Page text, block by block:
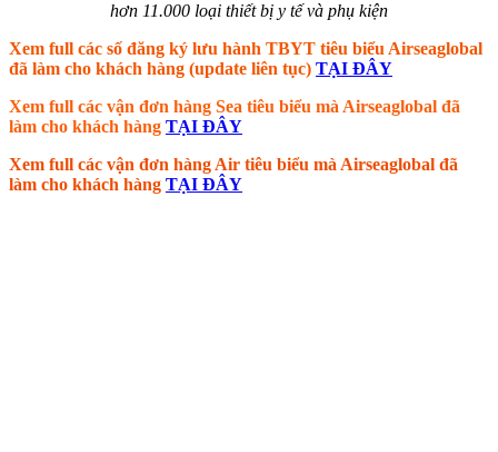
hơn 11.000 loại thiết bị y tế và phụ kiện
Xem full các số đăng ký lưu hành TBYT tiêu biểu Airseaglobal
đã làm cho khách hàng (update liên tục) TẠI ĐÂY
Xem full các vận đơn hàng Sea tiêu biểu mà Airseaglobal đã
làm cho khách hàng TẠI ĐÂY
Xem full các vận đơn hàng Air tiêu biểu mà Airseaglobal đã
làm cho khách hàng TẠI ĐÂY